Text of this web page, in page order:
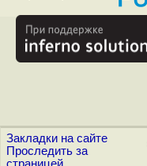
Закладки на сайте
Проследить за